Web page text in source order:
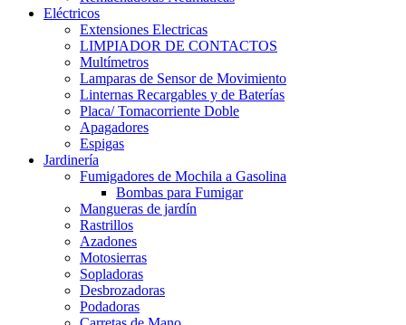
Eléctricos
Extensiones Electricas
LIMPIADOR DE CONTACTOS
Multímetros
Lamparas de Sensor de Movimiento
Linternas Recargables y de Baterías
Placa/ Tomacorriente Doble
Apagadores
Espigas
Jardinería
Fumigadores de Mochila a Gasolina
Bombas para Fumigar
Mangueras de jardín
Rastrillos
Azadones
Motosierras
Sopladoras
Desbrozadoras
Podadoras